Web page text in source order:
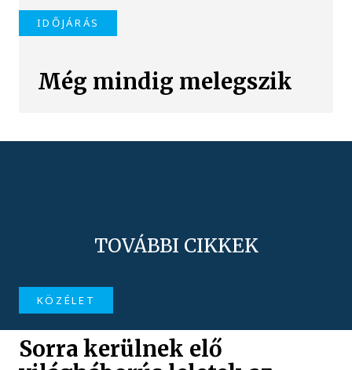
IDŐJÁRÁS
Még mindig melegszik
TOVÁBBI CIKKEK
KÖZÉLET
Sorra kerülnek elő